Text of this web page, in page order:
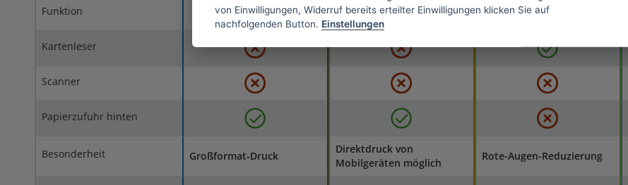
Funktion
Kartenleser
Scanner
Papierzufuhr hinten
Besonderheit Großformat‑Druck
Direktdruck von
Mobilgeräten möglich
Rote-Augen-Reduzierung
von Einwilligungen, Widerruf bereits erteilter Einwilligungen klicken Sie auf
nachfolgenden Button. Einstellungen